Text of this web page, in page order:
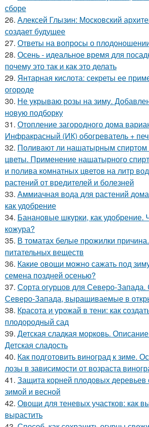
сборе
26. Алексей Глызин: Московский
создает будущее
27. Ответы на вопросы о
28. Осень - идеальное время для
почему это так и как это делать
29. Янтарная кислота: секреты ее
огороде
30. Не укрываю розы на зиму.
новую подборку
31. Отопление загородного дома
Инфракрасный (ИК) обогреватель +
32. Поливают ли нашатырным спиртом
цветы. Применение нашатырного
и полива комнатных цветов на литр
растений от вредителей и болезней
33. Аммиачная вода для растений
как удобрение
34. Банановые шкурки, как удобрение.
кожура?
35. В томатах белые прожилки
питательных веществ
36. Какие овощи можно сажать под
семена поздней осенью?
37. Сорта огурцов для Северо-Запада.
Северо-Запада, выращиваемые в
38. Красота и урожай в тени: как
плодородный сад
39. Детская сладкая морковь.
Детская сладость
40. Как подготовить виноград к зиме.
лозы в зависимости от возраста
41. Защита корней плодовых деревьев
зимой и весной
42. Овощи для теневых участков: как
вырастить